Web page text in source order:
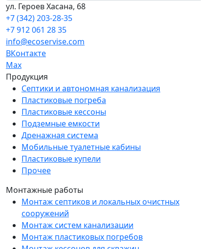
ул. Героев Хасана, 68
+7 (342) 203-28-35
+7 912 061 28 35
info@ecoservise.com
ВКонтакте
Мах
Продукция
Септики и автономная канализация
Пластиковые погреба
Пластиковые кессоны
Подземные емкости
Дренажная система
Мобильные туалетные кабины
Пластиковые купели
Прочее
Монтажные работы
Монтаж септиков и локальных очистных
сооружений
Монтаж систем канализации
Монтаж пластиковых погребов